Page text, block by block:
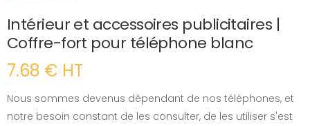
Intérieur et accessoires publicitaires |
Coffre-fort pour téléphone blanc
7.68 € HT
Nous sommes devenus dépendant de nos téléphones, et
notre besoin constant de les consulter, de les utiliser s'est